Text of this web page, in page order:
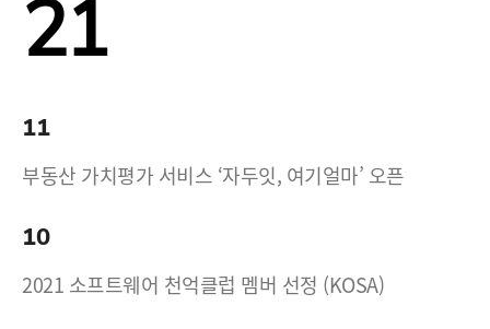
21
11
부동산 가치평가 서비스 ‘자두잇, 여기얼마’ 오픈
10
2021 소프트웨어 천억클럽 멤버 선정 (KOSA)